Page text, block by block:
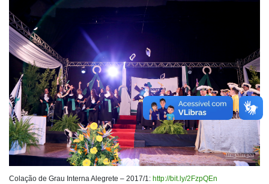
Colação de Grau Interna Alegrete – 2017/1: http://bit.ly/2FzpQEn